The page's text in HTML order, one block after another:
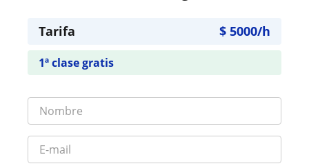
Tarifa $ 5000/h
1ª clase gratis